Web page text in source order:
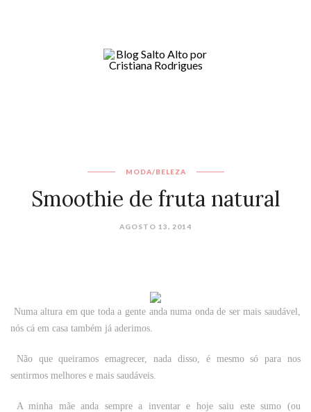
MODA/BELEZA
Smoothie de fruta natural
AGOSTO 13, 2014
Numa altura em que toda a gente anda numa onda de ser mais saudável,
nós cá em casa também já aderimos.
Não que queiramos emagrecer, nada disso, é mesmo só para nos
sentirmos melhores e mais saudáveis.
A minha mãe anda sempre a inventar e hoje saiu este sumo (ou